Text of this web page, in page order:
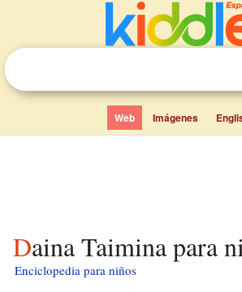
Web Imágenes
Daina Taimina para
Enciclopedia para niños